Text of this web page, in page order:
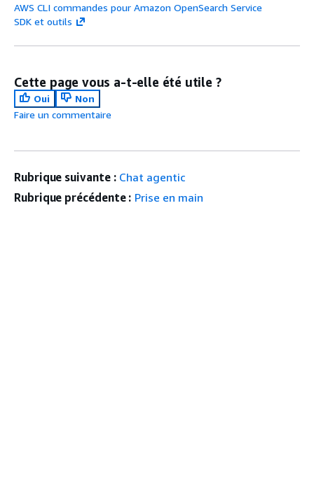
AWS CLI commandes pour Amazon OpenSearch Service
SDK et outils
Cette page vous a-t-elle été utile ?
Oui
Non
Faire un commentaire
Rubrique suivante : Chat agentic
Rubrique précédente : Prise en main